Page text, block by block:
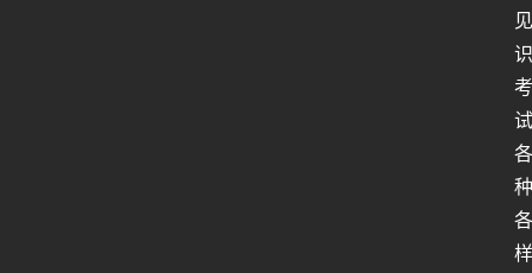
见
识
考
试
各
种
各
样